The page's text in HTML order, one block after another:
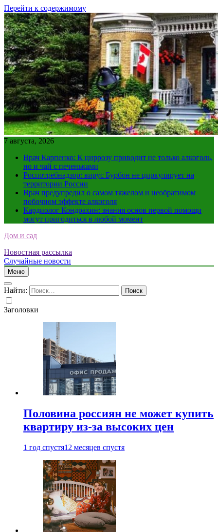
Перейти к содержимому
7 августа, 2026
Врач Карпенко: К циррозу приводит не только алкоголь,
но и чай с печеньками
Роспотребнадзор: вирус Бурбон не циркулирует на
территории России
Врач предупредил о самом тяжелом и необратимом
побочном эффекте алкоголя
Кардиолог Кондрахин: знания основ первой помощи
могут пригодиться в любой момент
Дом и сад
Новостная рассылка
Случайные новости
Меню
Найти:
Заголовки
Половина россиян не может купить
квартиру из-за высоких цен
1 год спустя12 месяцев спустя